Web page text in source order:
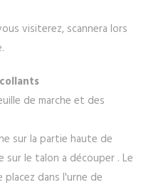
visiterez, scannera lors
de marche et des
sur la partie haute de
le talon a découper . Le
dans l'urne de